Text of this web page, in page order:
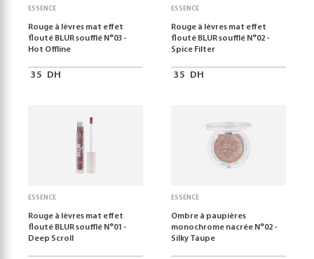
ESSENCE
Rouge à lèvres mat effet
flouté BLUR soufflé N°03 -
Hot Offline
35 DH
ESSENCE
Rouge à lèvres mat effet
flouté BLUR soufflé N°02 -
Spice Filter
35 DH
ESSENCE
Rouge à lèvres mat effet
flouté BLUR soufflé N°01 -
Deep Scroll
ESSENCE
Ombre à paupières
monochrome nacrée N°02 -
Silky Taupe